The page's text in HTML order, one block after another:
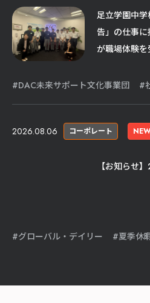
足立学園中
告」の仕事
が職場体験
DAC未来サポート文化事業団
コーポレート
2026.08.06
【お知らせ
グローバル・デイリー 夏季休